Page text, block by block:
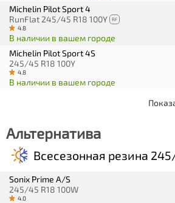
Michelin Pilot Sport 4
RunFlat 245/45 R18 100Y
RF
4.8
В наличии в вашем городе
Michelin Pilot Sport 4S
245/45 R18 100Y
4.8
В наличии в вашем городе
Альтернатива
Всесезонная резина
Sonix Prime A/S
245/45 R18 100W
4.0